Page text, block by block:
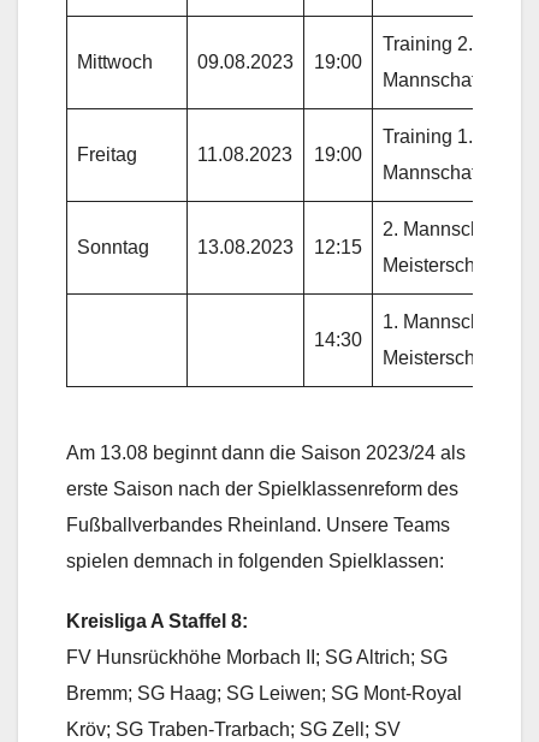
Mittwoch 09.08.2023 19:00
Training 2.
Mannschaft
Freitag 11.08.2023 19:00
Training 1. & 2.
Mannschaft
Sonntag 13.08.2023 12:15
2. Mannschaft
14:30
1. Mannschaft
Am 13.08 beginnt dann die Saison 2023/24 als
erste Saison nach der Spielklassenreform des
Fußballverbandes Rheinland. Unsere Teams
spielen demnach in folgenden Spielklassen:
Kreisliga A Staffel 8:
FV Hunsrückhöhe Morbach II; SG Altrich; SG
Bremm; SG Haag; SG Leiwen; SG Mont-Royal
Kröv; SG Traben-Trarbach; SG Zell; SV